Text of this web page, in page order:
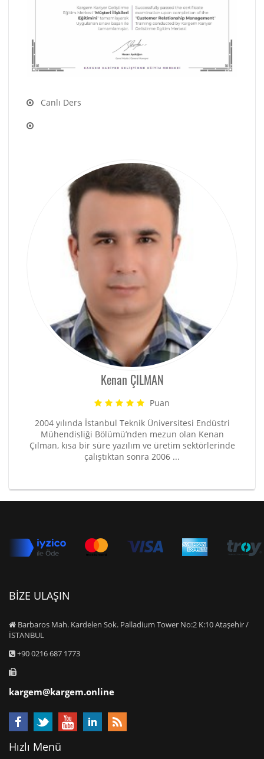
Canlı Ders
Kenan ÇILMAN
Puan
2004 yılında İstanbul Teknik Üniversitesi Endüstri
Mühendisliği Bölümü’nden mezun olan Kenan
Çılman, kısa bir süre yazılım ve üretim sektörlerinde
çalıştıktan sonra 2006 ...
BİZE ULAŞIN
Barbaros Mah. Kardelen Sok. Palladium Tower No:2 K:10 Ataşehir /
İSTANBUL
+90 0216 687 1773
kargem@kargem.online
Hızlı Menü